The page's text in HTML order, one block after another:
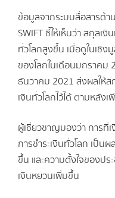
ข้อมูลจากระบบสื่อสารด้า
SWIFT ชี้ให้เห็นว่า สกุลเ
ทั่วโลกสูงขึ้น เมื่อดูในเชิง
ของโลกในเดือนมกราคม
ธันวาคม 2021 ส่งผลให้
เงินทั่วโลกไว้ได้ ตามหลัง
ผู้เชี่ยวชาญมองว่า การที่
การชำระเงินทั่วโลก เป็
ขึ้น และความตั้งใจของปร
เงินหยวนเพิ่มขึ้น